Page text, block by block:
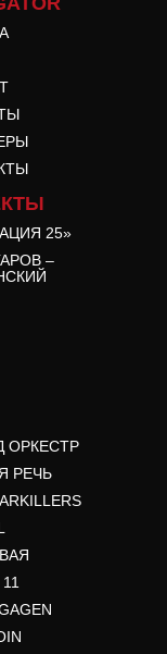
25»
–
ОРКЕСТР
РЕЧЬ